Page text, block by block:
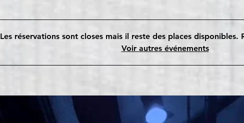
Les réservations sont closes mais il reste des places disponibles.
Voir autres événements